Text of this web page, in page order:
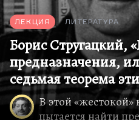
ЛЕКЦИЯ ЛИТЕРАТУРА
Борис Стругацкий,
предназначения,
седьмая теорема
В этой «жестокой»
пытается найти